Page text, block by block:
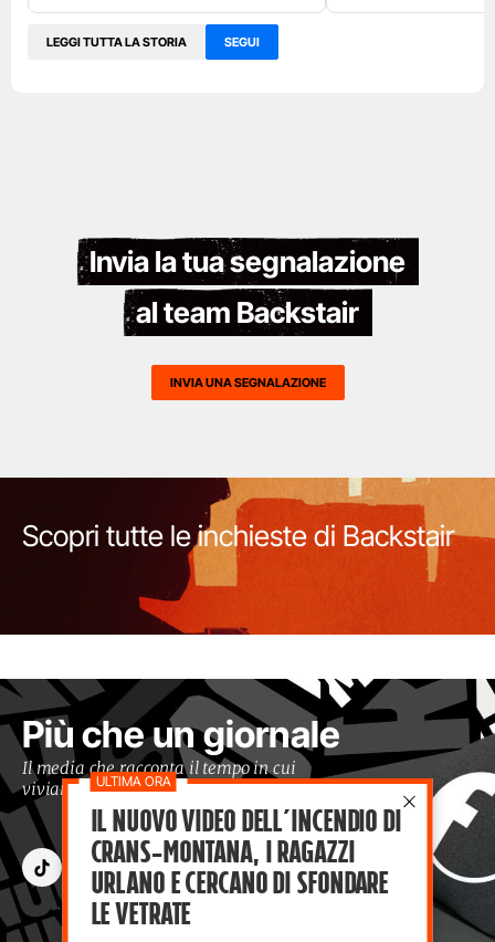
LEGGI TUTTA LA STORIA SEGUI
Invia la tua segnalazione
al team Backstair
INVIA UNA SEGNALAZIONE
Scopri tutte le inchieste di Backstair
Più che un giornale
Il media che racconta il tempo in cui
viviamo con occhi moderni
Il nuovo video dell’incendio di
Crans-Montana, i ragazzi
Urlano e cercano di sfondare
le vetrate